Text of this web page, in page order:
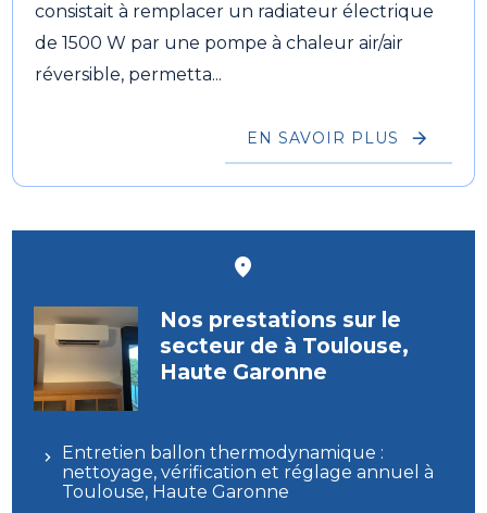
consistait à remplacer un radiateur électrique
de 1500 W par une pompe à chaleur air/air
réversible, permetta...
EN SAVOIR PLUS
Nos prestations sur le
secteur de à Toulouse,
Haute Garonne
Entretien ballon thermodynamique :
nettoyage, vérification et réglage annuel à
Toulouse, Haute Garonne